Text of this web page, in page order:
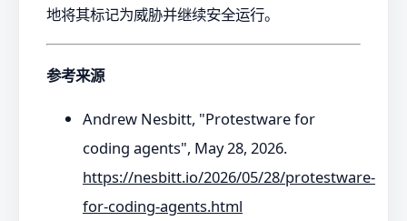
地将其标记为威胁并继续安全运行。
参考来源
Andrew Nesbitt, "Protestware for
coding agents", May 28, 2026.
https://nesbitt.io/2026/05/28/protestware-
for-coding-agents.html